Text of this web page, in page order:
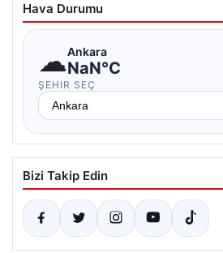
Hava Durumu
☁Ankara
NaN°C
ŞEHIR SEÇ
Bizi Takip Edin